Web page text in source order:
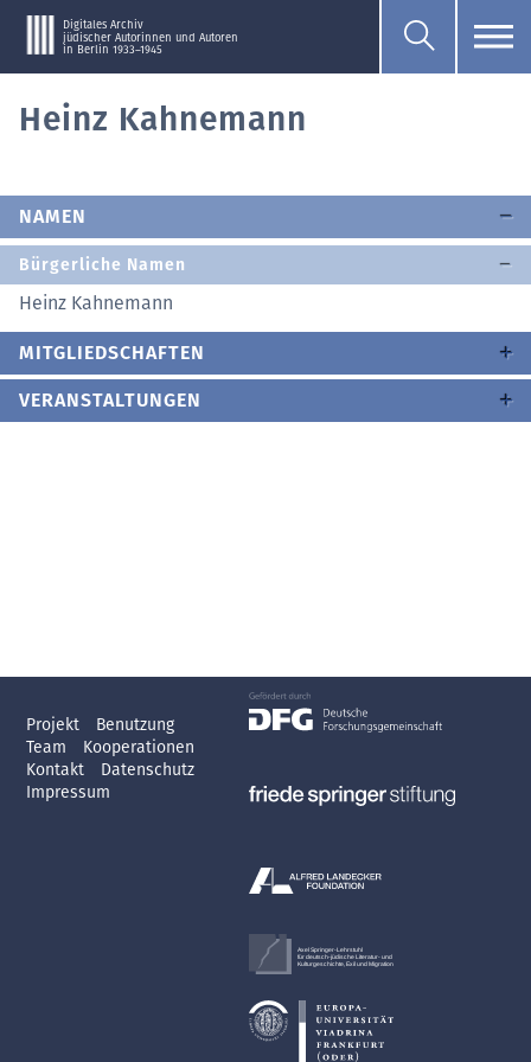
Digitales Archiv
jüdischer Autorinnen und Autoren
in Berlin 1933–1945
Heinz Kahnemann
NAMEN
Bürgerliche Namen
Heinz Kahnemann
MITGLIEDSCHAFTEN
VERANSTALTUNGEN
Projekt
Benutzung
Team
Kooperationen
Kontakt
Datenschutz
Impressum
Axel Springer-Lehrstuhl
für deutsch-jüdische Literatur- und
Kulturgeschichte, Exil und Migration